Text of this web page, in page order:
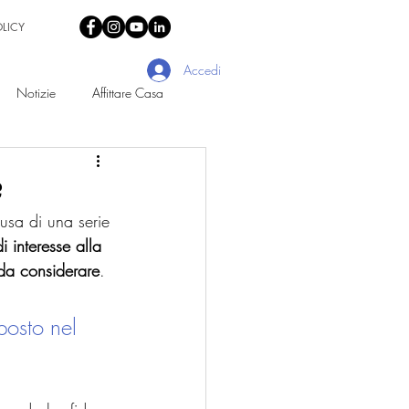
Accedi
Notizie Affittare Casa
di una serie
interesse alla
considerare.
nel